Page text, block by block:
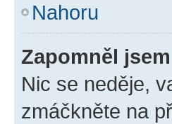
Nahoru
Zapomněl
Nic se neděje,
zmáčkněte na